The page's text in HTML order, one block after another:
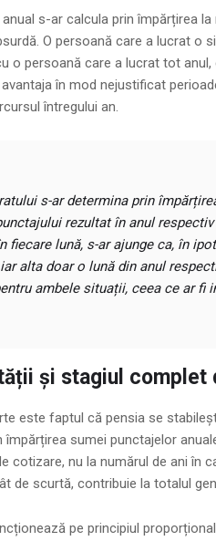
s-ar calcula prin împărțirea
O persoană care a lucrat o
o persoană care a lucrat tot
în mod nejustificat
întregului an.
s-ar determina prin
rezultat în anul
fiecare lună, s-ar ajunge ca, în
alta doar o lună din anul
ambele situații, ceea ce ar fi
și stagiul complet
este faptul că pensia se
sumei punctajelor
cotizare, nu la numărul de ani în
de scurtă, contribuie la totalul
pe principiul